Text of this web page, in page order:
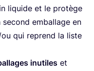
liquide et le pro­tège
embal­lage en
qui reprend la liste
inutiles et